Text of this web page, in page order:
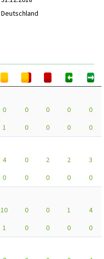
Deutschland
0 0 0 0
0
1 0 0 0
0
4 0 2 2
3
0 0 0 0
0
10 0 0 1
4
1 0 0 0
0